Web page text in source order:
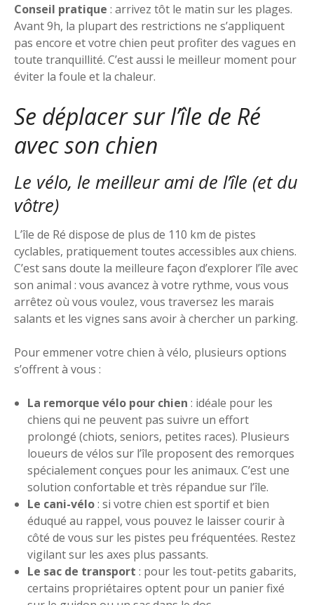
Conseil pratique : arrivez tôt le matin sur les plages.
Avant 9h, la plupart des restrictions ne s’appliquent
pas encore et votre chien peut profiter des vagues en
toute tranquillité. C’est aussi le meilleur moment pour
éviter la foule et la chaleur.
Se déplacer sur l’île de Ré
avec son chien
Le vélo, le meilleur ami de l’île (et du
vôtre)
L’île de Ré dispose de plus de 110 km de pistes
cyclables, pratiquement toutes accessibles aux chiens.
C’est sans doute la meilleure façon d’explorer l’île avec
son animal : vous avancez à votre rythme, vous vous
arrêtez où vous voulez, vous traversez les marais
salants et les vignes sans avoir à chercher un parking.
Pour emmener votre chien à vélo, plusieurs options
s’offrent à vous :
La remorque vélo pour chien : idéale pour les
chiens qui ne peuvent pas suivre un effort
prolongé (chiots, seniors, petites races). Plusieurs
loueurs de vélos sur l’île proposent des remorques
spécialement conçues pour les animaux. C’est une
solution confortable et très répandue sur l’île.
Le cani-vélo: si votre chien est sportif et bien
éduqué au rappel, vous pouvez le laisser courir à
côté de vous sur les pistes peu fréquentées. Restez
vigilant sur les axes plus passants.
Le sac de transport : pour les tout-petits gabarits,
certains propriétaires optent pour un panier fixé